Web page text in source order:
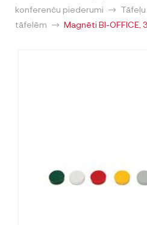
konferenču piederumi
tāfelēm
Magnēti BI-OFFICE,